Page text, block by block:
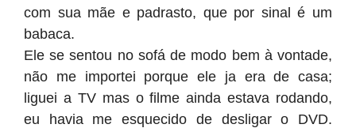
com sua mãe e padrasto, que por sinal é um
babaca.
Ele se sentou no sofá de modo bem à vontade,
não me importei porque ele ja era de casa;
liguei a TV mas o filme ainda estava rodando,
eu havia me esquecido de desligar o DVD.